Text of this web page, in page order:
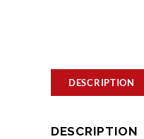
DESCRIPTION
DESCRIPTION